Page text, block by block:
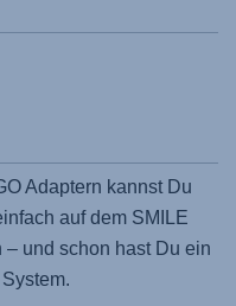
Adaptern kannst Du
auf dem SMILE
– und schon hast Du ein